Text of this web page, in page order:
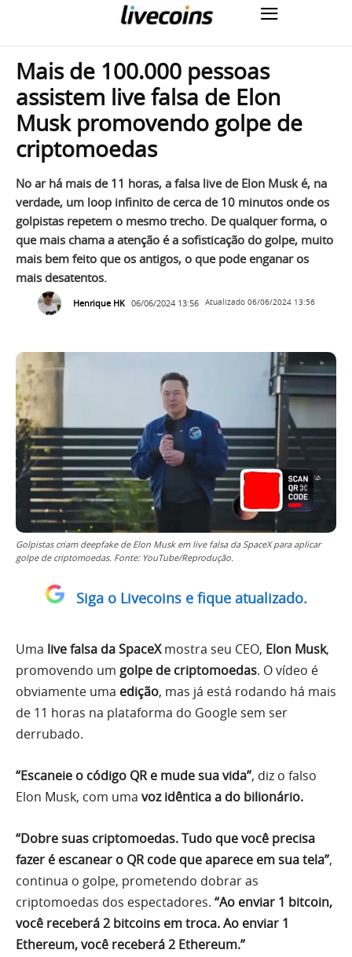
Mais de 100.000 pessoas
assistem live falsa de Elon
Musk promovendo golpe de
criptomoedas
No ar há mais de 11 horas, a falsa live de Elon Musk é, na
verdade, um loop infinito de cerca de 10 minutos onde os
golpistas repetem o mesmo trecho. De qualquer forma, o
que mais chama a atenção é a sofisticação do golpe, muito
mais bem feito que os antigos, o que pode enganar os
mais desatentos.
Henrique HK 06/06/2024 13:56 Atualizado 06/06/2024 13:56
Golpistas criam deepfake de Elon Musk em live falsa da SpaceX para aplicar
golpe de criptomoedas. Fonte: YouTube/Reprodução.
Siga o Livecoins e fique atualizado.
Uma live falsa da SpaceXmostra seu CEO, Elon Musk,
promovendo um golpe de criptomoedas. O vídeo é
obviamente uma edição, mas já está rodando há mais
de 11 horas na plataforma do Google sem ser
derrubado.
“Escaneie o código QR e mude sua vida”, diz o falso
Elon Musk, com uma voz idêntica a do bilionário.
“Dobre suas criptomoedas. Tudo que você precisa
fazer é escanear o QR code que aparece em sua tela”,
continua o golpe, prometendo dobrar as
criptomoedas dos espectadores. “Ao enviar 1 bitcoin,
você receberá 2 bitcoins em troca. Ao enviar 1
Ethereum, você receberá 2 Ethereum.”